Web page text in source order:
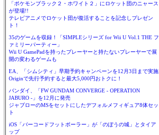
「ポケモンブラック２・ホワイト２」にロケット団のニャース
が登場!!
テレビアニメでロケット団が復活することを記念しプレゼン
ト！
35のゲームを収録！「SIMPLEシリーズ for Wii U Vol.1 THE フ
ァミリーパーティー」
Wii U GamePadを持ったプレーヤーと持たないプレーヤーで展
開の変わるゲームも
EA、「シムシティ」早期予約キャンペーンを12月3日まで実施
Originで先行予約すると最大5,000円おトクに！
バンダイ、「FW GUNDAM CONVERGE - OPERATION
JABURO -」を12月に発売
ジャブローのMSをセットにしたデフォルメフィギュア8体セッ
ト
iOS「バーコードフットボーラー」が「のぼうの城」とタイア
ップ